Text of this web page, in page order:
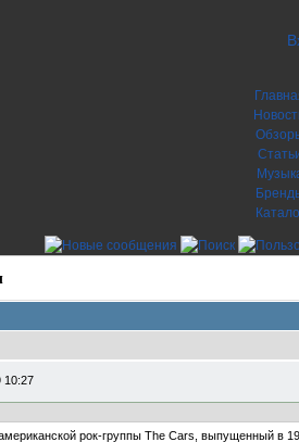
10:27
рок-группы The Cars, выпущенный в